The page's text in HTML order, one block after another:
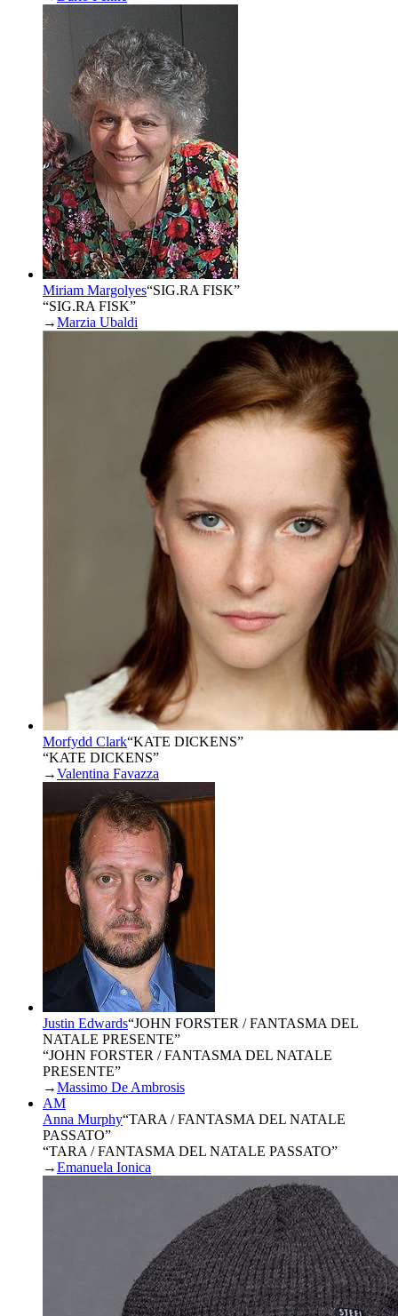
Miriam Margolyes“SIG.RA FISK”
“SIG.RA FISK”
→Marzia Ubaldi
Morfydd Clark“KATE DICKENS”
“KATE DICKENS”
→Valentina Favazza
Justin Edwards“JOHN FORSTER / FANTASMA DEL
NATALE PRESENTE”
“JOHN FORSTER / FANTASMA DEL NATALE
PRESENTE”
→Massimo De Ambrosis
AM
Anna Murphy“TARA / FANTASMA DEL NATALE
PASSATO”
“TARA / FANTASMA DEL NATALE PASSATO”
→Emanuela Ionica